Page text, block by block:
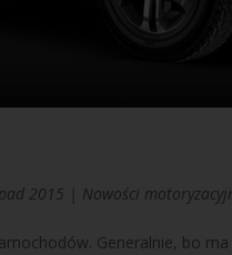
2015 Nowości
Generalnie, bo